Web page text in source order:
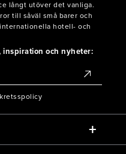
långt utöver det vanliga.
till såväl små barer och
hotell- och
och nyheter: